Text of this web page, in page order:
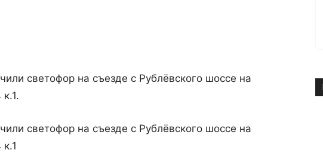
светофор на съезде с Рублёвского шоссе на
светофор на съезде с Рублёвского шоссе на